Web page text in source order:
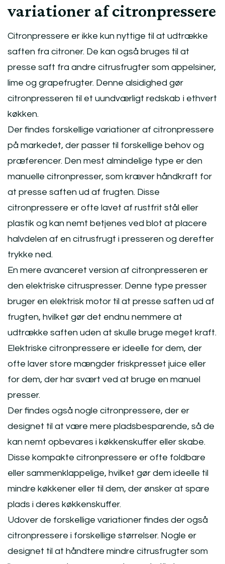
variationer af citronpressere
Citronpressere er ikke kun nyttige til at udtrække
saften fra citroner. De kan også bruges til at
presse saft fra andre citrusfrugter som appelsiner,
lime og grapefrugter. Denne alsidighed gør
citronpresseren til et uundværligt redskab i ethvert
køkken.
Der findes forskellige variationer af citronpressere
på markedet, der passer til forskellige behov og
præferencer. Den mest almindelige type er den
manuelle citronpresser, som kræver håndkraft for
at presse saften ud af frugten. Disse
citronpressere er ofte lavet af rustfrit stål eller
plastik og kan nemt betjenes ved blot at placere
halvdelen af en citrusfrugt i presseren og derefter
trykke ned.
En mere avanceret version af citronpresseren er
den elektriske citruspresser. Denne type presser
bruger en elektrisk motor til at presse saften ud af
frugten, hvilket gør det endnu nemmere at
udtrække saften uden at skulle bruge meget kraft.
Elektriske citronpressere er ideelle for dem, der
ofte laver store mængder friskpresset juice eller
for dem, der har svært ved at bruge en manuel
presser.
Der findes også nogle citronpressere, der er
designet til at være mere pladsbesparende, så de
kan nemt opbevares i køkkenskuffer eller skabe.
Disse kompakte citronpressere er ofte foldbare
eller sammenklappelige, hvilket gør dem ideelle til
mindre køkkener eller til dem, der ønsker at spare
plads i deres køkkenskuffer.
Udover de forskellige variationer findes der også
citronpressere i forskellige størrelser. Nogle er
designet til at håndtere mindre citrusfrugter som